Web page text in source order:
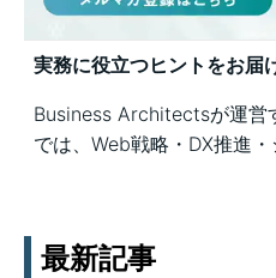
実務に役立つヒントをお届
Business Architectsが運営
では、Web戦略・DX推進
最新記事